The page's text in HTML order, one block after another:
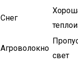
Снег
Агроволокно
свет